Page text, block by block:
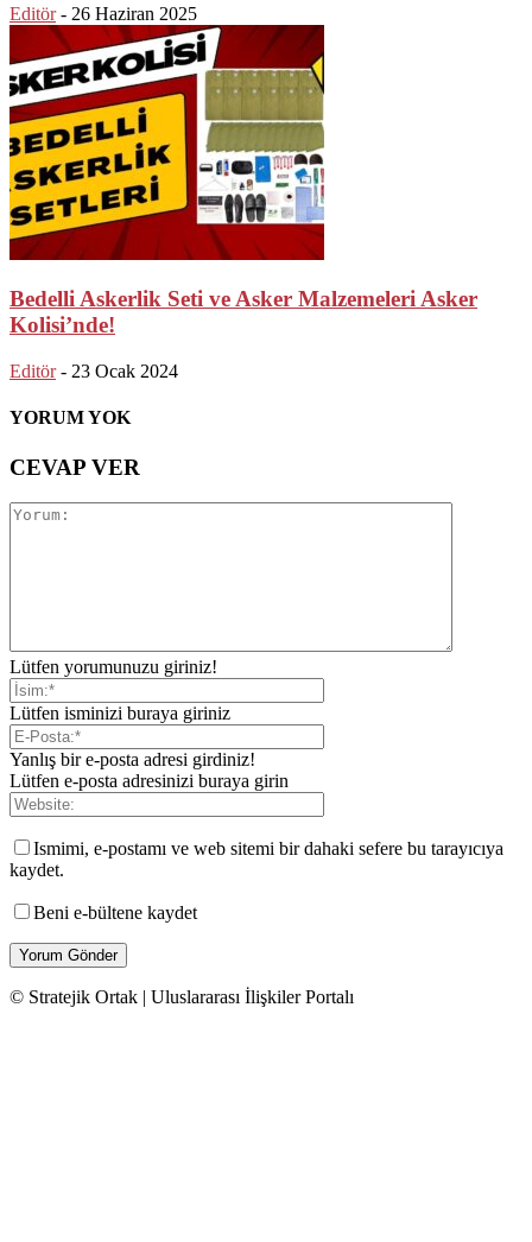
Editör - 26 Haziran 2025
Bedelli Askerlik Seti ve Asker Malzemeleri Asker
Kolisi’nde!
Editör - 23 Ocak 2024
YORUM YOK
CEVAP VER
Lütfen yorumunuzu giriniz!
Lütfen isminizi buraya giriniz
Yanlış bir e-posta adresi girdiniz!
Lütfen e-posta adresinizi buraya girin
Ismimi, e-postamı ve web sitemi bir dahaki sefere bu tarayıcıya
kaydet.
Beni e-bültene kaydet
© Stratejik Ortak | Uluslararası İlişkiler Portalı